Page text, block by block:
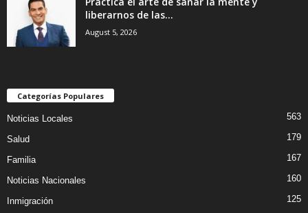
liberarnos de las...
August 5, 2026
Categorías Populares
Noticias Locales 563
Salud 179
Familia 167
Noticias Nacionales 160
Inmigración 125